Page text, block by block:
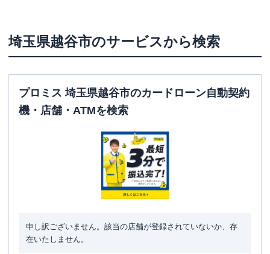
営業時間
土曜：-
日祝
ATM営業時間
平日：24時間
日祝： 24時間
〇
〇
埼玉県越谷市弥生町１４－１５
埼玉県越谷市のサービスから検索
プロミス 埼玉県越谷市のカードローン自動契約
機・店舗・ATMを検索
申し訳ございません。該当の店舗が登録されていないか、存
在いたしません。